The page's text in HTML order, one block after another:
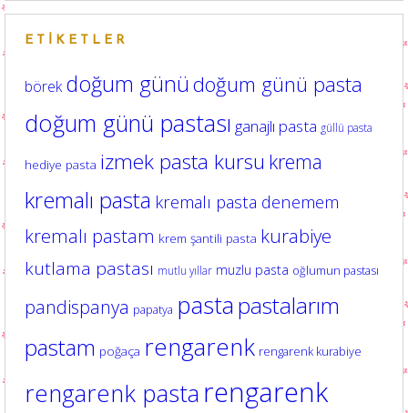
ETIKETLER
börek doğum günüdoğum günü pasta
doğum günü pastası ganajlı pasta güllü pasta
hediye pasta izmek pasta kursu krema
kremalı pasta kremalı pasta denemem
kremalı pastam krem şantili pasta kurabiye
kutlama pastası mutlu yıllar muzlu pasta oğlumun pastası
pandispanya papatya pasta pastalarım
pastam poğaça rengarenk rengarenk kurabiye
rengarenk pasta rengarenk